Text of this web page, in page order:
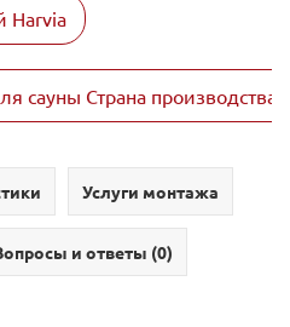
Harvia
сауны Страна
Услуги монтажа
и ответы (0)